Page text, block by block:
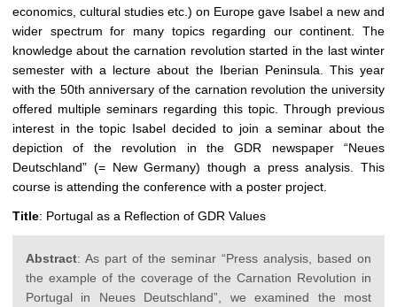
economics, cultural studies etc.) on Europe gave Isabel a new and
wider spectrum for many topics regarding our continent. The
knowledge about the carnation revolution started in the last winter
semester with a lecture about the Iberian Peninsula. This year
with the 50th anniversary of the carnation revolution the university
offered multiple seminars regarding this topic. Through previous
interest in the topic Isabel decided to join a seminar about the
depiction of the revolution in the GDR newspaper “Neues
Deutschland” (= New Germany) though a press analysis. This
course is attending the conference with a poster project.
Title: Portugal as a Reflection of GDR Values
Abstract: As part of the seminar “Press analysis, based on
the example of the coverage of the Carnation Revolution in
Portugal in Neues Deutschland”, we examined the most